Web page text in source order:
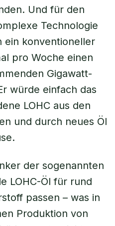
Und für den
Technologie
ein konventioneller
pro Woche einen
Gigawatt-
würde einfach das
LOHC aus den
und durch neues Öl
der sogenannten
LOHC-Öl für rund
passen – was in
Produktion von